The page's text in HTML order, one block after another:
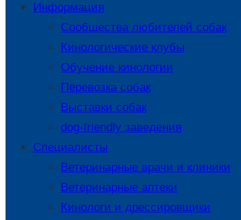
Информация
Сообщества любителей собак
Кинологические клубы
Обучение кинологии
Перевозка собак
Выставки собак
dog-friendly заведения
Специалисты
Ветеринарные врачи и клиники
Ветеринарные аптеки
Кинологи и дрессировщики